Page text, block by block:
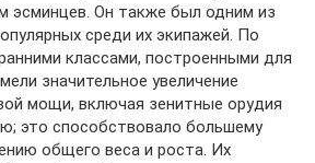
эсминцев. Он также был одним из
среди их экипажей. По
классами, построенными для
значительное увеличение
мощи, включая зенитные орудия
это способствовало большему
общего веса и роста. Их